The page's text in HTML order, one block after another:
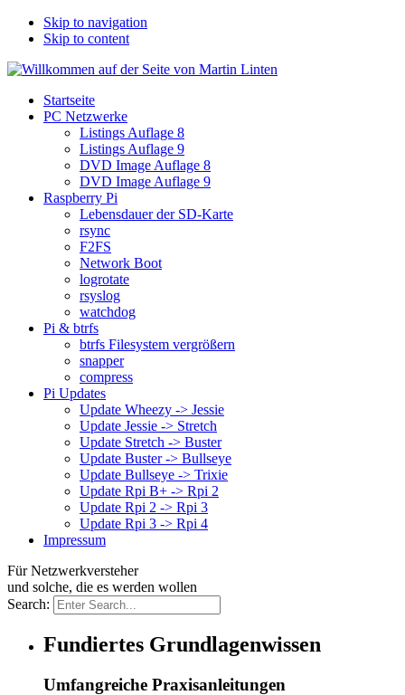
Skip to navigation
Skip to content
Startseite
PC Netzwerke
Listings Auflage 8
Listings Auflage 9
DVD Image Auflage 8
DVD Image Auflage 9
Raspberry Pi
Lebensdauer der SD-Karte
rsync
F2FS
Network Boot
logrotate
rsyslog
watchdog
Pi & btrfs
btrfs Filesystem vergrößern
snapper
compress
Pi Updates
Update Wheezy -> Jessie
Update Jessie -> Stretch
Update Stretch -> Buster
Update Buster -> Bullseye
Update Bullseye -> Trixie
Update Rpi B+ -> Rpi 2
Update Rpi 2 -> Rpi 3
Update Rpi 3 -> Rpi 4
Impressum
Für Netzwerkversteher
und solche, die es werden wollen
Search:
Fundiertes Grundlagenwissen
Umfangreiche Praxisanleitungen